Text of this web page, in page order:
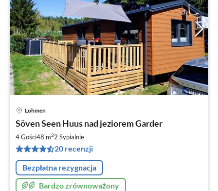
Lohmen
Söven Seen Huus nad jeziorem Garder
4 Gości48 m22 Sypialnie
20 recenzji
Bezpłatna rezygnacja
Bardzo zrównoważony